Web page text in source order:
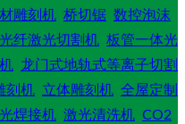
雕刻机 桥切锯 数控泡沫
光纤激光切割机 板管一体光
龙门式地轨式等离子切割
刻机 立体雕刻机 全屋定制
焊接机 激光清洗机 CO2